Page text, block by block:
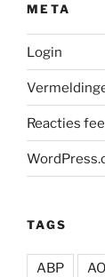
META
Login
Reacties
TAGS
ABP